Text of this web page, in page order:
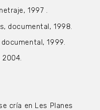
1997 .
documental, 1998.
1999.
cría en Les Planes